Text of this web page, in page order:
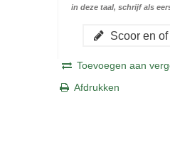
in deze taal, schrijf als
Scoor en
Toevoegen aan
Afdrukken